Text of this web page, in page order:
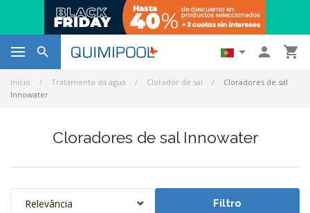
   
Início Tratamento da água Clorador de sal
Cloradores de sal
Innowater
Cloradores de sal Innowater
Relevância Filtro